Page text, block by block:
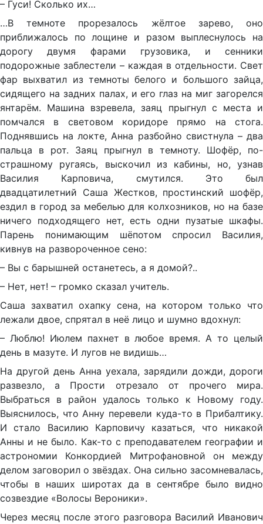
– Гуси! Сколько их…
…В темноте прорезалось жёлтое зарево, оно
приближалось по лощине и разом выплеснулось на
дорогу двумя фарами грузовика, и сенники
подорожные заблестели – каждая в отдельности. Свет
фар выхватил из темноты белого и большого зайца,
сидящего на задних палах, и его глаз на миг загорелся
янтарём. Машина взревела, заяц прыгнул с места и
помчался в световом коридоре прямо на стога.
Поднявшись на локте, Анна разбойно свистнула – два
пальца в рот. Заяц прыгнул в темноту. Шофёр, по-
страшному ругаясь, выскочил из кабины, но, узнав
Василия Карповича, смутился. Это был
двадцатилетний Саша Жестков, простинский шофёр,
ездил в город за мебелью для колхозников, но на базе
ничего подходящего нет, есть одни пузатые шкафы.
Парень понимающим шёпотом спросил Василия,
кивнув на развороченное сено:
– Вы с барышней останетесь, а я домой?..
– Нет, нет! – громко сказал учитель.
Саша захватил охапку сена, на котором только что
лежали двое, спрятал в неё лицо и шумно вдохнул:
– Люблю! Июлем пахнет в любое время. А то целый
день в мазуте. И лугов не видишь…
На другой день Анна уехала, зарядили дожди, дороги
развезло, а Прости отрезало от прочего мира.
Выбраться в район удалось только к Новому году.
Выяснилось, что Анну перевели куда-то в Прибалтику.
И стало Василию Карповичу казаться, что никакой
Анны и не было. Как-то с преподавателем географии и
астрономии Конкордией Митрофановной он между
делом заговорил о звёздах. Она сильно засомневалась,
чтобы в наших широтах да в сентябре было видно
созвездие «Волосы Вероники».
Через месяц после этого разговора Василий Иванович